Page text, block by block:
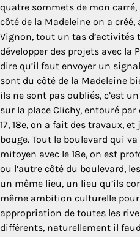
quatre sommets de mon carré,
côté de la Madeleine on a
Vignon, tout un tas
développer des projets avec la
dire qu’il faut envoyer un
sont du côté de la Madeleine
ils ne sont pas oubliés, c’est
sur la place Clichy, entouré
17, 18e, on a fait des travaux,
bouge. Tout le boulevard qui
mitoyen avec le 18e, on est
ou l’autre côté du boulevard,
un même lieu, un lieu qu’ils
même ambition culturelle pour
appropriation de toutes les
différents, naturellement il